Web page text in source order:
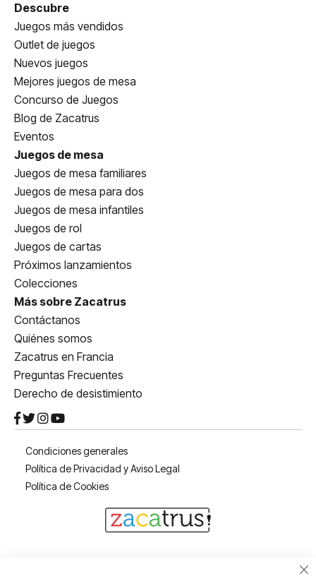
Descubre
Juegos más vendidos
Outlet de juegos
Nuevos juegos
Mejores juegos de mesa
Concurso de Juegos
Blog de Zacatrus
Eventos
Juegos de mesa
Juegos de mesa familiares
Juegos de mesa para dos
Juegos de mesa infantiles
Juegos de rol
Juegos de cartas
Próximos lanzamientos
Colecciones
Más sobre Zacatrus
Contáctanos
Quiénes somos
Zacatrus en Francia
Preguntas Frecuentes
Derecho de desistimiento
Condiciones generales
Política de Privacidad y Aviso Legal
Política de Cookies